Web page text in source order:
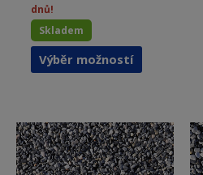
dnů!
Skladem
Výběr možností
Tento
produkt
variant.
Možnosti
lze